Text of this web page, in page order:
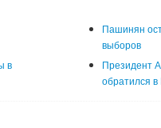
Пашинян
выборов
в
Президент
обратился